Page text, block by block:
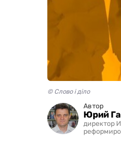
© Слово і діло
Автор
Юрий
директор